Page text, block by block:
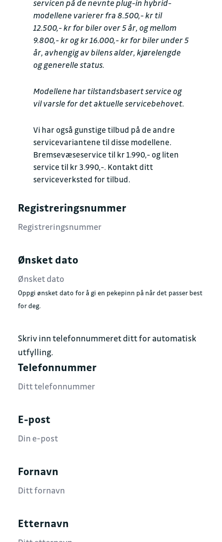
servicen på de nevnte plug-in hybrid-
modellene varierer fra 8.500,- kr til
12.500,- kr for biler over 5 år, og mellom
9.800,- kr og kr 16.000,- kr for biler under 5
år, avhengig av bilens alder, kjørelengde
og generelle status.
Modellene har tilstandsbasert service og
vil varsle for det aktuelle servicebehovet.
Vi har også gunstige tilbud på de andre
servicevariantene til disse modellene.
Bremsevæseservice til kr 1.990,- og liten
service til kr 3.990,-. Kontakt ditt
serviceverksted for tilbud.
Registreringsnummer
Ønsket dato
Oppgi ønsket dato for å gi en pekepinn på når det passer best
for deg.
Skriv inn telefonnummeret ditt for automatisk
utfylling.
Telefonnummer
E-post
Fornavn
Etternavn